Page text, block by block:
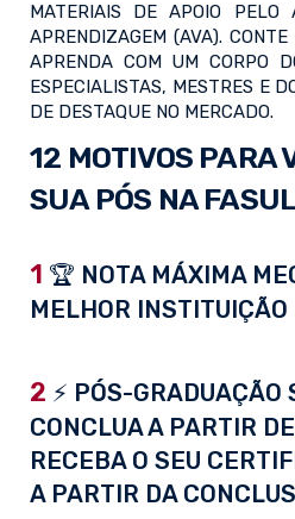
MATERIAIS DE APOIO PELO
APRENDIZAGEM (AVA).
APRENDA COM UM CORPO
ESPECIALISTAS, MESTRES E
DE DESTAQUE NO MERCADO.
12 MOTIVOS PARA
SUA PÓS NA
1 🏆 NOTA MÁXIMA
MELHOR
2 ⚡ PÓS-
CONCLUA A PARTIR
RECEBA O SEU
A PARTIR DA